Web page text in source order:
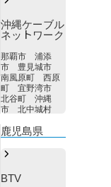
沖縄ケーブル
ネットワーク
那覇市 浦添
市 豊見城市
南風原町 西原
町 宜野湾市
北谷町 沖縄
市 北中城村
鹿児島県
BTV